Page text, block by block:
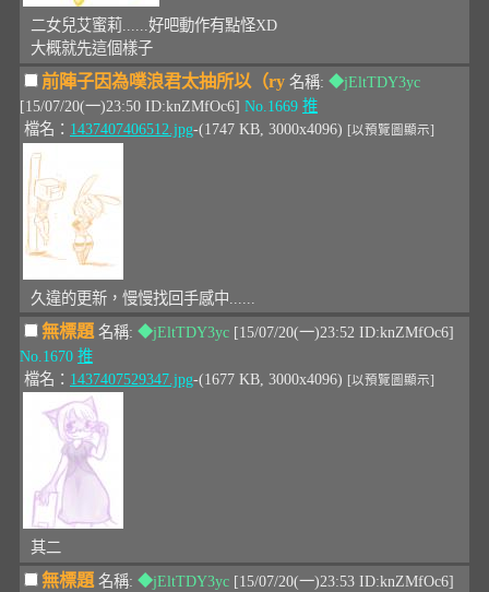
二女兒艾蜜莉......好吧動作有點怪XD
大概就先這個樣子
前陣子因為噗浪君太抽所以（ry 名稱: ◆jEltTDY3yc
[15/07/20(一)23:50 ID:knZMfOc6] No.1669 推
檔名： 1437407406512.jpg-(1747 KB, 3000x4096) [以預覽圖顯示]
久違的更新，慢慢找回手感中......
無標題 名稱: ◆jEltTDY3yc [15/07/20(一)23:52 ID:knZMfOc6]
No.1670 推
檔名： 1437407529347.jpg-(1677 KB, 3000x4096) [以預覽圖顯示]
其二
無標題 名稱: ◆jEltTDY3yc [15/07/20(一)23:53 ID:knZMfOc6]